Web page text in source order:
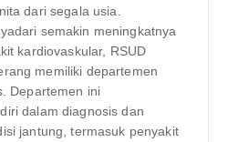
dari segala usia.
semakin meningkatnya
kardiovaskular, RSUD
memiliki departemen
Departemen ini
dalam diagnosis dan
jantung, termasuk penyakit